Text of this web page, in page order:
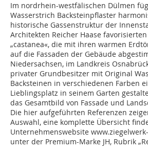
Im nordrhein-westfälischen Dülmen
Wasserstrich Backsteinpflaster
historische Gassenstruktur der
Architekten Reicher Haase
„castanea«, die mit ihren warmen
auf die Fassaden der Gebäude
Niedersachsen, im Landkreis
privater Grundbesitzer mit Original
Backsteinen in verschiedenen Farben
Lieblingsplatz in seinem Garten
das Gesamtbild von Fassade und
Die hier aufgeführten Referenzen
Auswahl, eine komplette Übersicht
Unternehmenswebsite
unter der Premium-Marke JH, Rubrik